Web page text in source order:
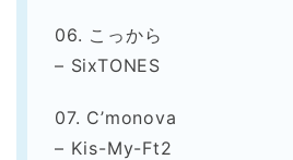
06. こっから
– SixTONES
07. C’monova
– Kis-My-Ft2